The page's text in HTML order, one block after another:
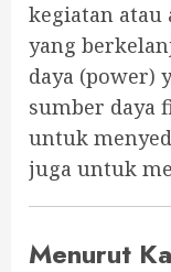
kegiatan
yang
daya (power)
sumber daya
untuk
juga untuk
Menurut